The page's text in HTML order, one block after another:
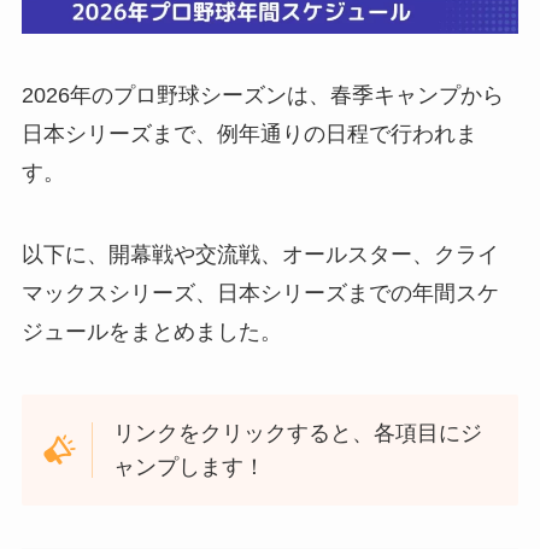
2026年のプロ野球シーズンは、春季キャンプから
日本シリーズまで、例年通りの日程で行われま
す。
以下に、開幕戦や交流戦、オールスター、クライ
マックスシリーズ、日本シリーズまでの年間スケ
ジュールをまとめました。
リンクをクリックすると、各項目にジ
ャンプします！